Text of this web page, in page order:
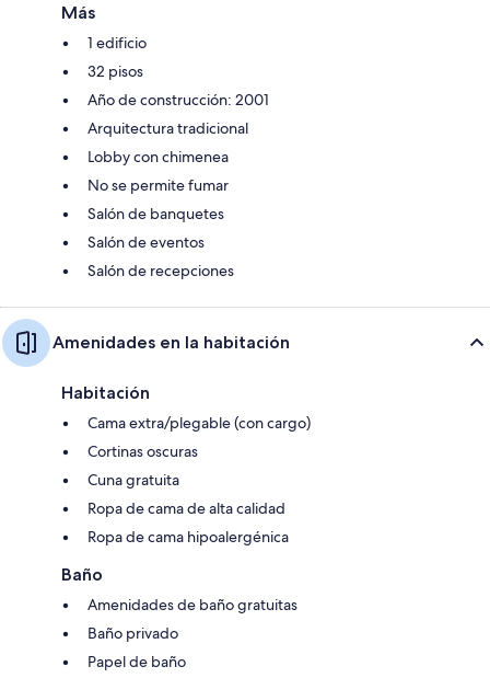
Más
1 edificio
32 pisos
Año de construcción: 2001
Arquitectura tradicional
Lobby con chimenea
No se permite fumar
Salón de banquetes
Salón de eventos
Salón de recepciones
Amenidades en la habitación
Habitación
Cama extra/plegable (con cargo)
Cortinas oscuras
Cuna gratuita
Ropa de cama de alta calidad
Ropa de cama hipoalergénica
Baño
Amenidades de baño gratuitas
Baño privado
Papel de baño